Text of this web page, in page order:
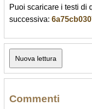
Puoi scaricare i testi di
successiva:
Commenti